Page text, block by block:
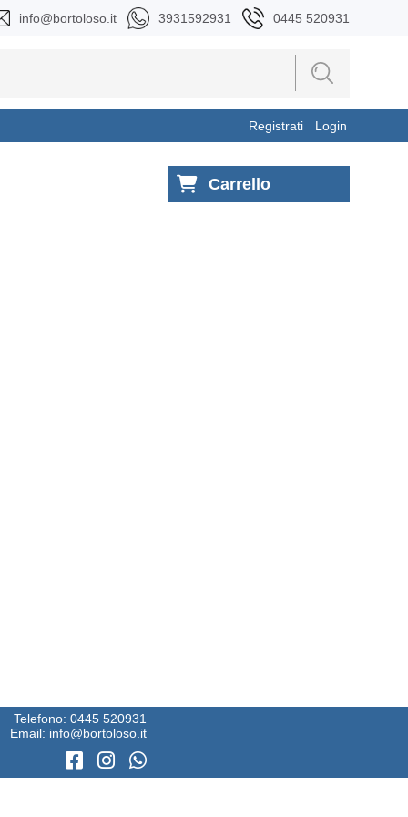
info@bortoloso.it 3931592931 0445 520931
Registrati Login
Carrello
Telefono: 0445 520931
Email: info@bortoloso.it